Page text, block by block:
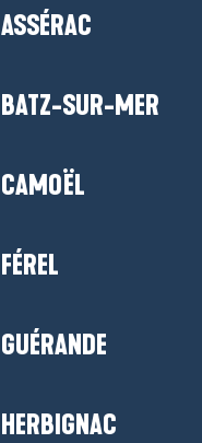
ASSÉRAC
BATZ-SUR-MER
CAMOËL
FÉREL
GUÉRANDE
HERBIGNAC